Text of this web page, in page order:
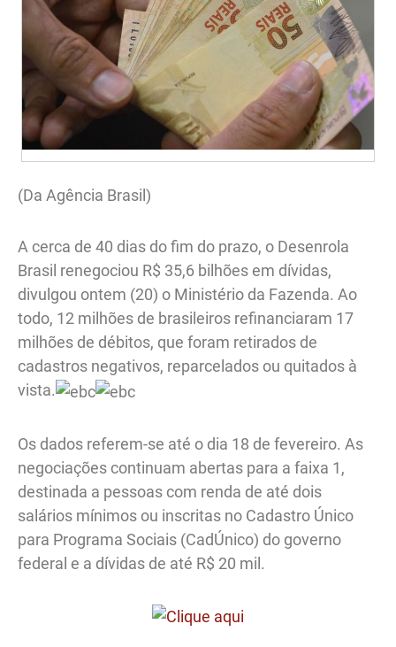
(Da Agência Brasil)
A cerca de 40 dias do fim do prazo, o Desenrola
Brasil renegociou R$ 35,6 bilhões em dívidas,
divulgou ontem (20) o Ministério da Fazenda. Ao
todo, 12 milhões de brasileiros refinanciaram 17
milhões de débitos, que foram retirados de
cadastros negativos, reparcelados ou quitados à
vista.
Os dados referem-se até o dia 18 de fevereiro. As
negociações continuam abertas para a faixa 1,
destinada a pessoas com renda de até dois
salários mínimos ou inscritas no Cadastro Único
para Programa Sociais (CadÚnico) do governo
federal e a dívidas de até R$ 20 mil.